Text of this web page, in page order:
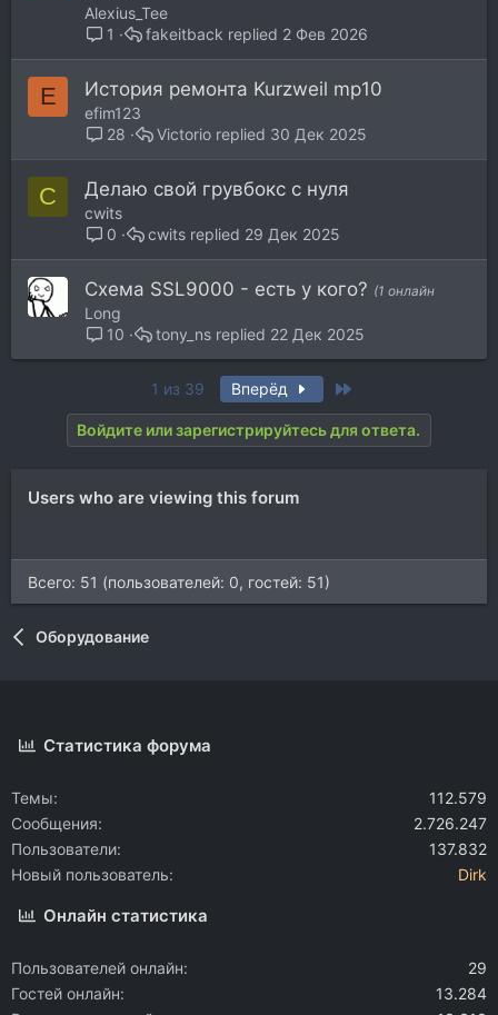
Alexius_Tee
1
2 Фев 2026
fakeitback
E История ремонта Kurzweil mp10
efim123
28
30 Дек 2025
Victorio
C Делаю свой грувбокс с нуля
cwits
0
29 Дек 2025
cwits
Схема SSL9000 - есть у кого? (1 онлайн
Long
10
22 Дек 2025
tony_ns
1 из 39 Вперёд
Войдите или зарегистрируйтесь для ответа.
Users who are viewing this forum
Всего: 51 (пользователей: 0, гостей: 51)
Оборудование
Статистика форума
Темы
112.579
Сообщения
2.726.247
Пользователи
137.832
Новый пользователь
Dirk
Онлайн статистика
Пользователей онлайн
29
Гостей онлайн
13.284